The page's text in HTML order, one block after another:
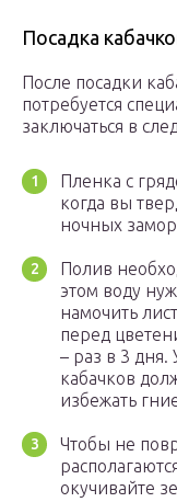
Посадка
После посадки
потребуется
заключаться в
Пленка с
когда вы
ночных
Полив
этом воду
намочить
перед
– раз в 3 дня.
кабачков
избежать
Чтобы не
окучивайте